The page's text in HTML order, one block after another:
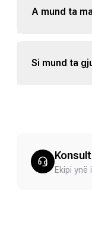
A mund ta
Si mund ta
Ekipi